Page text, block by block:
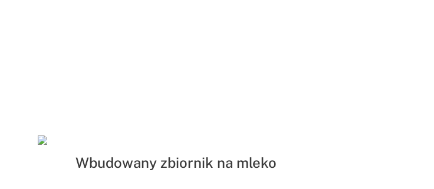
Wbudowany zbiornik na mleko